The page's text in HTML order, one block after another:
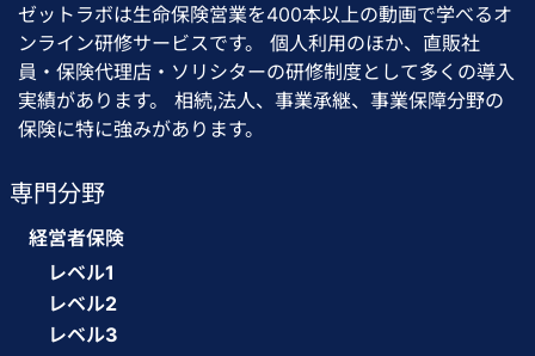
ゼットラボは生命保険営業を400本以上の動画で学べるオ
ンライン研修サービスです。 個人利用のほか、直販社
員・保険代理店・ソリシターの研修制度として多くの導入
実績があります。 相続,法人、事業承継、事業保障分野の
保険に特に強みがあります。
専門分野
経営者保険
レベル1
レベル2
レベル3